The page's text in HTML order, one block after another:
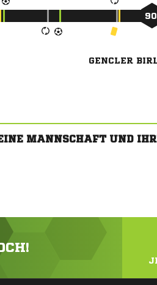
GENCLER
MANNSCHAFT UND